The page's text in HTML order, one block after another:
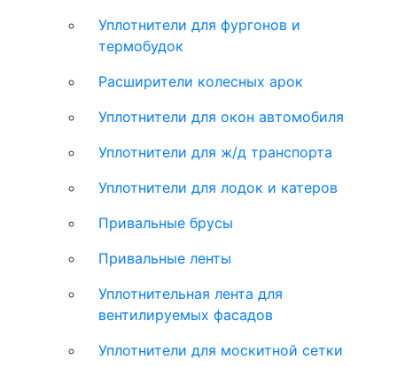
Уплотнители для фургонов и
термобудок
Расширители колесных арок
Уплотнители для окон автомобиля
Уплотнители для ж/д транспорта
Уплотнители для лодок и катеров
Привальные брусы
Привальные ленты
Уплотнительная лента для
вентилируемых фасадов
Уплотнители для москитной сетки